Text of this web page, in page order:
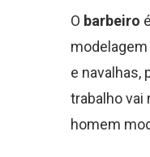
O barbeiro
e navalhas,
trabalho vai
homem